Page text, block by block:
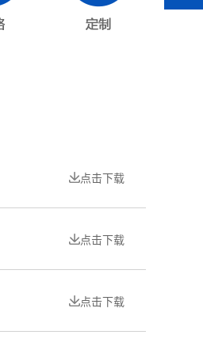
点击下载
点击下载
点击下载